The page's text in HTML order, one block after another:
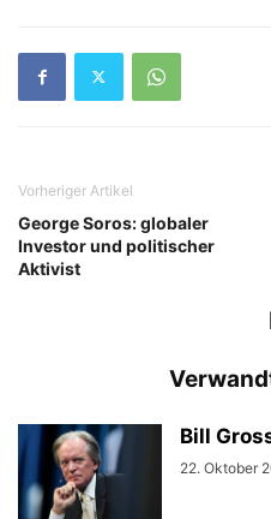
Vorheriger Artikel
George Soros: globaler
Investor und politischer
Aktivist
Bill
22. Oktober